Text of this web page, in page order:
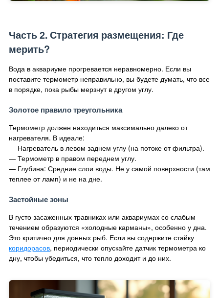
Часть 2. Стратегия размещения: Где
мерить?
Вода в аквариуме прогревается неравномерно. Если вы
поставите термометр неправильно, вы будете думать, что все
в порядке, пока рыбы мерзнут в другом углу.
Золотое правило треугольника
Термометр должен находиться максимально далеко от
нагревателя. В идеале:
— Нагреватель в левом заднем углу (на потоке от фильтра).
— Термометр в правом переднем углу.
— Глубина: Средние слои воды. Не у самой поверхности (там
теплее от ламп) и не на дне.
Застойные зоны
В густо засаженных травниках или аквариумах со слабым
течением образуются «холодные карманы», особенно у дна.
Это критично для донных рыб. Если вы содержите стайку
коридорасов, периодически опускайте датчик термометра ко
дну, чтобы убедиться, что тепло доходит и до них.